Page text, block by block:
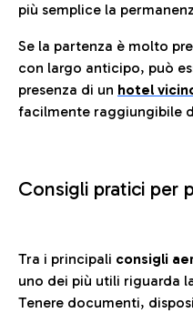
più semplice la
Se la partenza è molto
con largo anticipo, può
presenza di un hotel
facilmente raggiungibile
Consigli pratici per
Tra i principali consigli
uno dei più utili riguarda
Tenere documenti,